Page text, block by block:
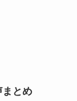
まとめ